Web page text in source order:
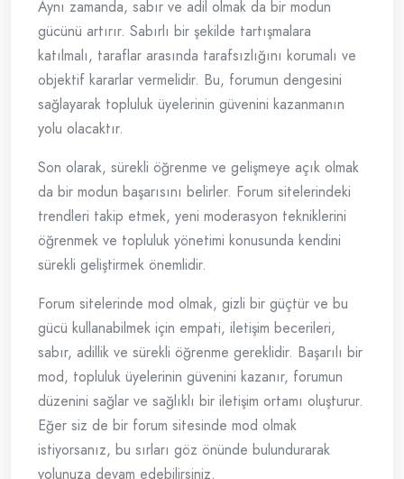
Aynı zamanda, sabır ve adil olmak da bir modun
gücünü artırır. Sabırlı bir şekilde tartışmalara
katılmalı, taraflar arasında tarafsızlığını korumalı ve
objektif kararlar vermelidir. Bu, forumun dengesini
sağlayarak topluluk üyelerinin güvenini kazanmanın
yolu olacaktır.
Son olarak, sürekli öğrenme ve gelişmeye açık olmak
da bir modun başarısını belirler. Forum sitelerindeki
trendleri takip etmek, yeni moderasyon tekniklerini
öğrenmek ve topluluk yönetimi konusunda kendini
sürekli geliştirmek önemlidir.
Forum sitelerinde mod olmak, gizli bir güçtür ve bu
gücü kullanabilmek için empati, iletişim becerileri,
sabır, adillik ve sürekli öğrenme gereklidir. Başarılı bir
mod, topluluk üyelerinin güvenini kazanır, forumun
düzenini sağlar ve sağlıklı bir iletişim ortamı oluşturur.
Eğer siz de bir forum sitesinde mod olmak
istiyorsanız, bu sırları göz önünde bulundurarak
yolunuza devam edebilirsiniz.